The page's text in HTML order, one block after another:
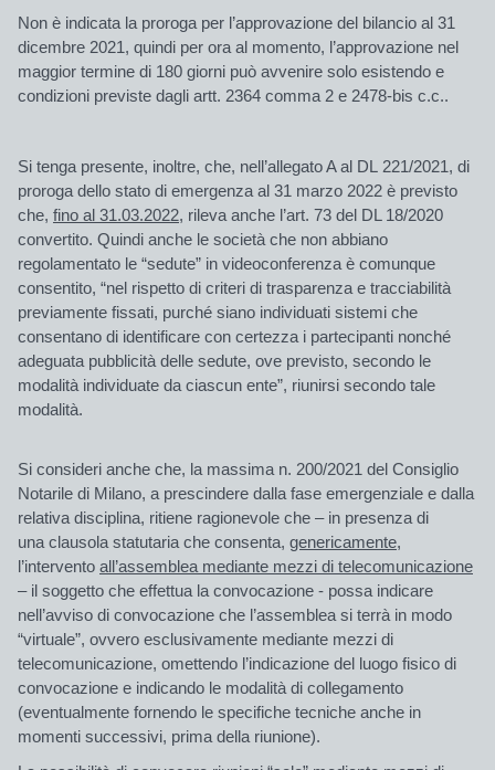
Non è indicata la proroga per l’approvazione del bilancio al 31
dicembre 2021, quindi per ora al momento, l’approvazione nel
maggior termine di 180 giorni può avvenire solo esistendo e
condizioni previste dagli artt. 2364 comma 2 e 2478-bis c.c..
Si tenga presente, inoltre, che, nell’allegato A al DL 221/2021, di
proroga dello stato di emergenza al 31 marzo 2022 è previsto
che, fino al 31.03.2022, rileva anche l’art. 73 del DL 18/2020
convertito. Quindi anche le società che non abbiano
regolamentato le “sedute” in videoconferenza è comunque
consentito, “nel rispetto di criteri di trasparenza e tracciabilità
previamente fissati, purché siano individuati sistemi che
consentano di identificare con certezza i partecipanti nonché
adeguata pubblicità delle sedute, ove previsto, secondo le
modalità individuate da ciascun ente”, riunirsi secondo tale
modalità.
Si consideri anche che, la massima n. 200/2021 del Consiglio
Notarile di Milano, a prescindere dalla fase emergenziale e dalla
relativa disciplina, ritiene ragionevole che – in presenza di
una clausola statutaria che consenta, genericamente,
l’intervento all’assemblea mediante mezzi di telecomunicazione
– il soggetto che effettua la convocazione - possa indicare
nell’avviso di convocazione che l’assemblea si terrà in modo
“virtuale”, ovvero esclusivamente mediante mezzi di
telecomunicazione, omettendo l’indicazione del luogo fisico di
convocazione e indicando le modalità di collegamento
(eventualmente fornendo le specifiche tecniche anche in
momenti successivi, prima della riunione).